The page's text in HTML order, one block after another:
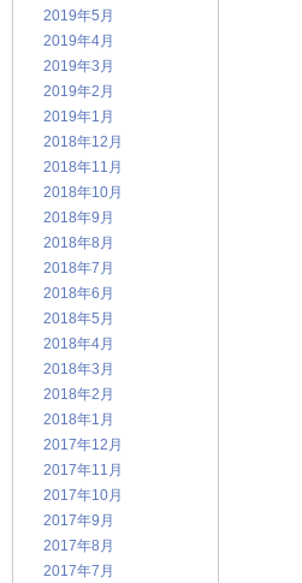
2019年5月
2019年4月
2019年3月
2019年2月
2019年1月
2018年12月
2018年11月
2018年10月
2018年9月
2018年8月
2018年7月
2018年6月
2018年5月
2018年4月
2018年3月
2018年2月
2018年1月
2017年12月
2017年11月
2017年10月
2017年9月
2017年8月
2017年7月